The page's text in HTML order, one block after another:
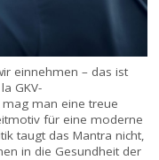
einnehmen – das ist
GKV-
man eine treue
für eine moderne
taugt das Mantra nicht,
in die Gesundheit der